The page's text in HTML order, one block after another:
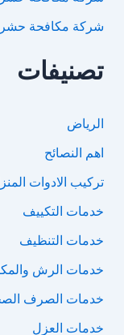
شركة مكافحة
تصنيفات
الرياض
اهم النصائح
تركيب الادوات
خدمات التكييف
خدمات التنظيف
خدمات الرش
خدمات الصرف
خدمات العزل